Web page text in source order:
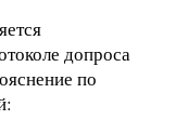
допроса
по